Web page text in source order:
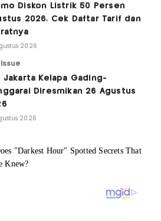
Diskon Listrik 50 Persen
2026, Cek Daftar Tarif dan
2026
Jakarta Kelapa Gading-
Diresmikan 26 Agustus
2026